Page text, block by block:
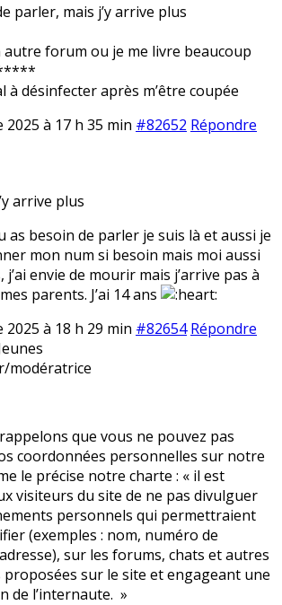
parler, mais j’y arrive plus
autre forum ou je me livre beaucoup
à désinfecter après m’être coupée
à 17 h 35 min #82652 Répondre
arrive plus
as besoin de parler je suis là et aussi je
mon num si besoin mais moi aussi
j’ai envie de mourir mais j’arrive pas à
parents. J’ai 14 ans
à 18 h 29 min #82654 Répondre
modératrice
que vous ne pouvez pas
coordonnées personnelles sur notre
le précise notre charte : « il est
visiteurs du site de ne pas divulguer
personnels qui permettraient
(exemples : nom, numéro de
sur les forums, chats et autres
sur le site et engageant une
de l’internaute. »